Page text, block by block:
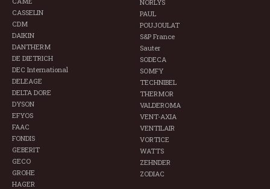
CASSELIN
CDM
DAIKIN
DANTHERM
DE DIETRICH
DEC International
DELEAGE
DELTA DORE
DYSON
EFYOS
FAAC
FONDIS
GEBERIT
GECO
GROHE
HAGER
NORLYS
PAUL
POUJOULAT
S&P France
Sauter
SODECA
SOMFY
TECHNIBEL
THERMOR
VALDEROMA
VENT-AXIA
VENTILAIR
VORTICE
WATTS
ZEHNDER
ZODIAC